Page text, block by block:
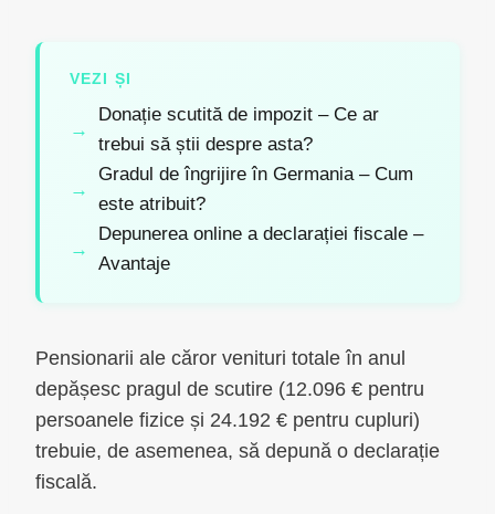
VEZI ȘI
Donație scutită de impozit – Ce ar
trebui să știi despre asta?
Gradul de îngrijire în Germania – Cum
este atribuit?
Depunerea online a declarației fiscale –
Avantaje
Pensionarii ale căror venituri totale în anul
depășesc pragul de scutire (12.096 € pentru
persoanele fizice și 24.192 € pentru cupluri)
trebuie, de asemenea, să depună o declarație
fiscală.